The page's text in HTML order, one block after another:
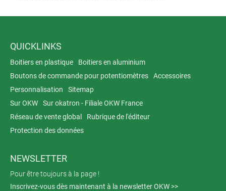
QUICKLINKS
Boitiers en plastique
Boitiers en aluminium
Boutons de commande pour potentiomètres
Accessoires
Personnalisation
Sitemap
Sur OKW
Sur okatron - Filiale OKW France
Réseau de vente global
Rubrique de l'éditeur
Protection des données
NEWSLETTER
Pour être toujours à la page !
Inscrivez-vous dès maintenant à la newsletter OKW >>